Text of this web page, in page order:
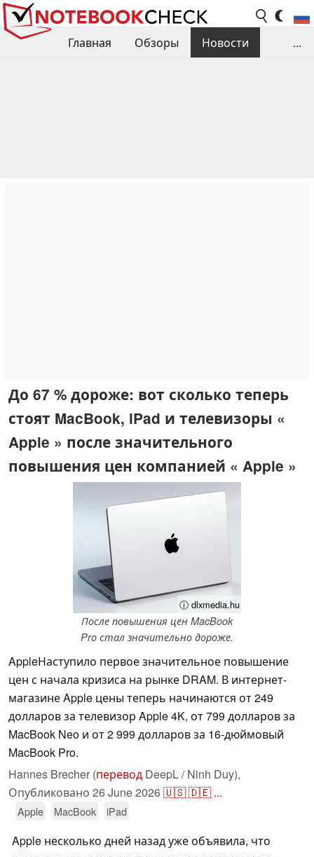
Главная Обзоры
Новости
...
До 67 % дороже: вот сколько теперь
стоят MacBook, iPad и телевизоры «
Apple » после значительного
повышения цен компанией « Apple »
ⓘ dlxmedia.hu
После повышения цен MacBook
Pro стал значительно дороже.
AppleНаступило первое значительное повышение
цен с начала кризиса на рынке DRAM. В интернет-
магазине Apple цены теперь начинаются от 249
долларов за телевизор Apple 4K, от 799 долларов за
MacBook Neo и от 2 999 долларов за 16-дюймовый
MacBook Pro.
Hannes Brecher (перевод DeepL / Ninh Duy),
Опубликовано 26 June 2026🇺🇸🇩🇪 ...
Apple MacBook iPad
Apple несколько дней назад уже объявила, что